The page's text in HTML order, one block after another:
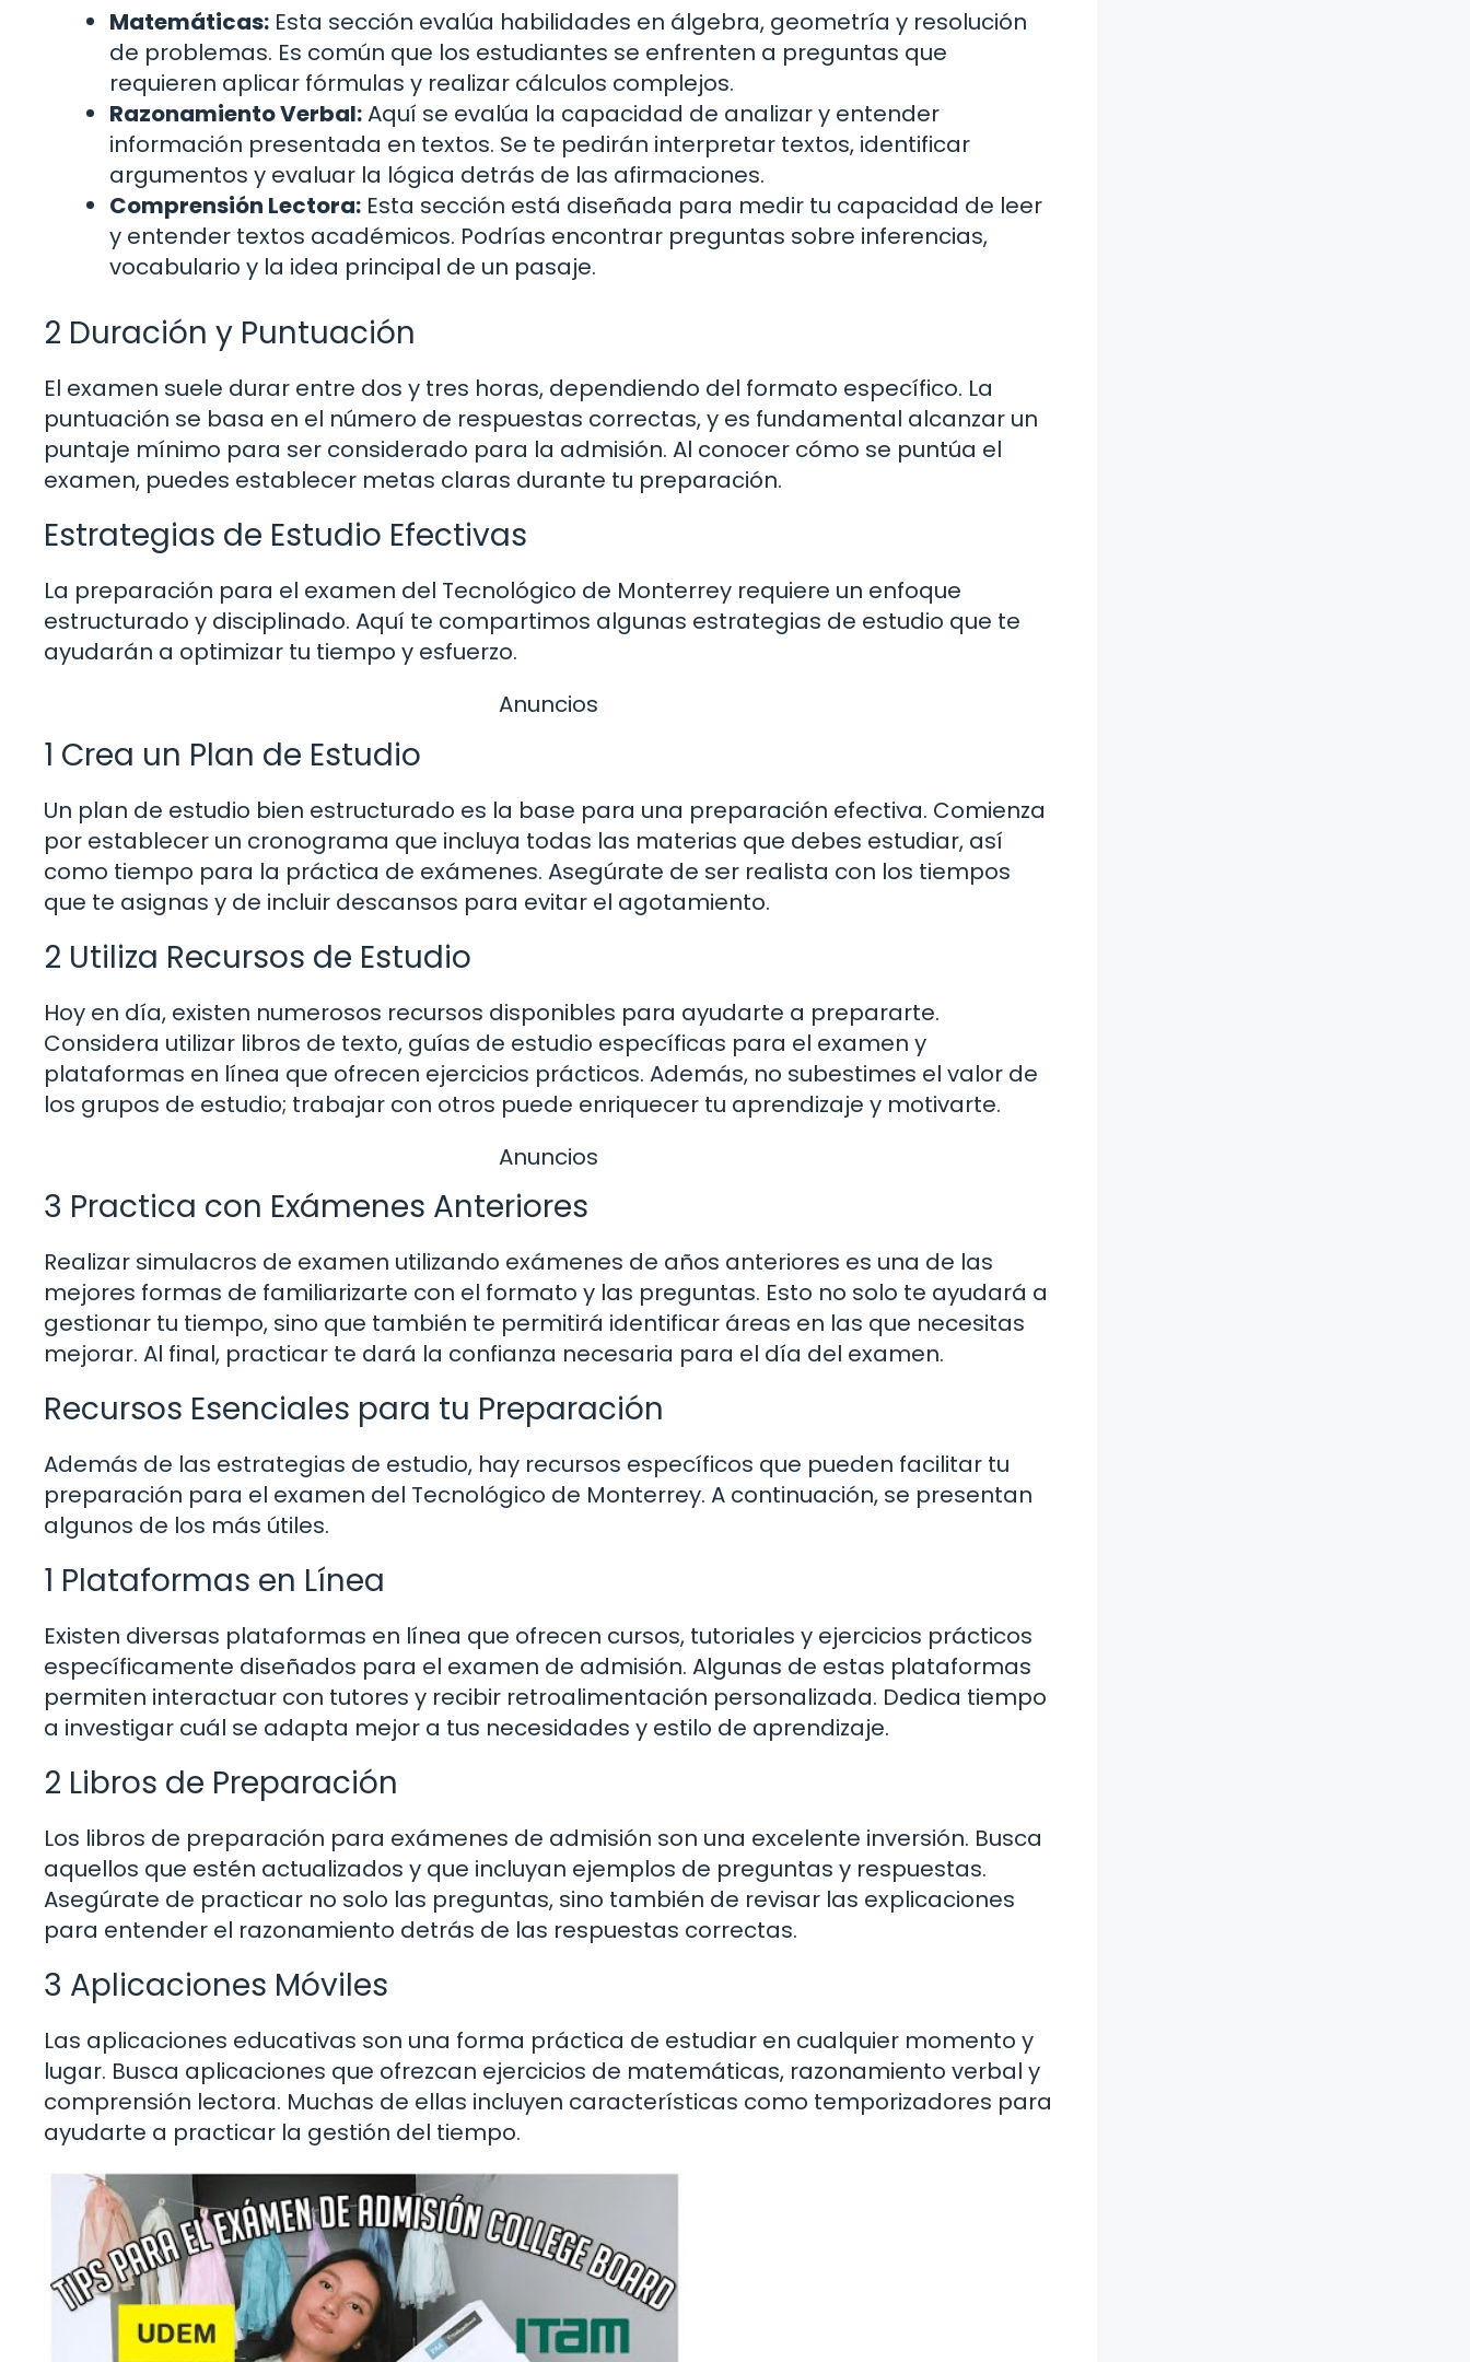
Matemáticas: Esta sección evalúa habilidades en álgebra, geometría y resolución
de problemas. Es común que los estudiantes se enfrenten a preguntas que
requieren aplicar fórmulas y realizar cálculos complejos.
Razonamiento Verbal:Aquí se evalúa la capacidad de analizar y entender
información presentada en textos. Se te pedirán interpretar textos, identificar
argumentos y evaluar la lógica detrás de las afirmaciones.
Comprensión Lectora: Esta sección está diseñada para medir tu capacidad de leer
y entender textos académicos. Podrías encontrar preguntas sobre inferencias,
vocabulario y la idea principal de un pasaje.
2 Duración y Puntuación
El examen suele durar entre dos y tres horas, dependiendo del formato específico. La
puntuación se basa en el número de respuestas correctas, y es fundamental alcanzar un
puntaje mínimo para ser considerado para la admisión. Al conocer cómo se puntúa el
examen, puedes establecer metas claras durante tu preparación.
Estrategias de Estudio Efectivas
La preparación para el examen del Tecnológico de Monterrey requiere un enfoque
estructurado y disciplinado. Aquí te compartimos algunas estrategias de estudio que te
ayudarán a optimizar tu tiempo y esfuerzo.
Anuncios
1 Crea un Plan de Estudio
Un plan de estudio bien estructurado es la base para una preparación efectiva. Comienza
por establecer un cronograma que incluya todas las materias que debes estudiar, así
como tiempo para la práctica de exámenes. Asegúrate de ser realista con los tiempos
que te asignas y de incluir descansos para evitar el agotamiento.
2 Utiliza Recursos de Estudio
Hoy en día, existen numerosos recursos disponibles para ayudarte a prepararte.
Considera utilizar libros de texto, guías de estudio específicas para el examen y
plataformas en línea que ofrecen ejercicios prácticos. Además, no subestimes el valor de
los grupos de estudio; trabajar con otros puede enriquecer tu aprendizaje y motivarte.
Anuncios
3 Practica con Exámenes Anteriores
Realizar simulacros de examen utilizando exámenes de años anteriores es una de las
mejores formas de familiarizarte con el formato y las preguntas. Esto no solo te ayudará a
gestionar tu tiempo, sino que también te permitirá identificar áreas en las que necesitas
mejorar. Al final, practicar te dará la confianza necesaria para el día del examen.
Recursos Esenciales para tu Preparación
Además de las estrategias de estudio, hay recursos específicos que pueden facilitar tu
preparación para el examen del Tecnológico de Monterrey. A continuación, se presentan
algunos de los más útiles.
1 Plataformas en Línea
Existen diversas plataformas en línea que ofrecen cursos, tutoriales y ejercicios prácticos
específicamente diseñados para el examen de admisión. Algunas de estas plataformas
permiten interactuar con tutores y recibir retroalimentación personalizada. Dedica tiempo
a investigar cuál se adapta mejor a tus necesidades y estilo de aprendizaje.
2 Libros de Preparación
Los libros de preparación para exámenes de admisión son una excelente inversión. Busca
aquellos que estén actualizados y que incluyan ejemplos de preguntas y respuestas.
Asegúrate de practicar no solo las preguntas, sino también de revisar las explicaciones
para entender el razonamiento detrás de las respuestas correctas.
3 Aplicaciones Móviles
Las aplicaciones educativas son una forma práctica de estudiar en cualquier momento y
lugar. Busca aplicaciones que ofrezcan ejercicios de matemáticas, razonamiento verbal y
comprensión lectora. Muchas de ellas incluyen características como temporizadores para
ayudarte a practicar la gestión del tiempo.